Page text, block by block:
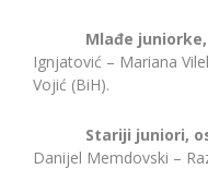
Mlađe
Ignjatović – Mariana
Vojić (BiH).
Stariji juniori,
Danijel Memdovski –